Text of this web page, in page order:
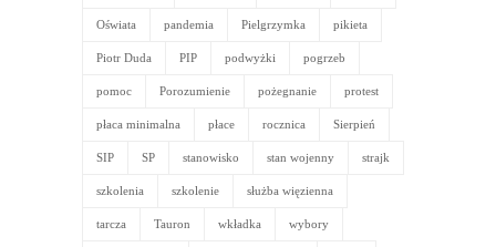
Oświata pandemia Pielgrzymka pikieta
Piotr Duda PIP podwyżki pogrzeb
pomoc Porozumienie pożegnanie protest
płaca minimalna płace rocznica Sierpień
SIP SP stanowisko stan wojenny strajk
szkolenia szkolenie służba więzienna
tarcza Tauron wkładka wybory